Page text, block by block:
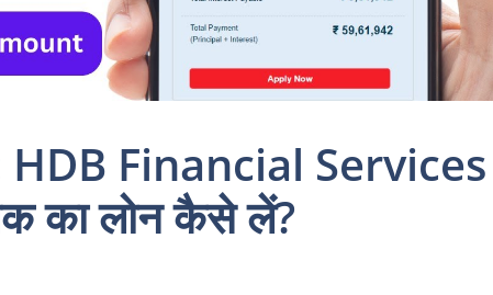
HDB Financial Services
का लोन कैसे लें?